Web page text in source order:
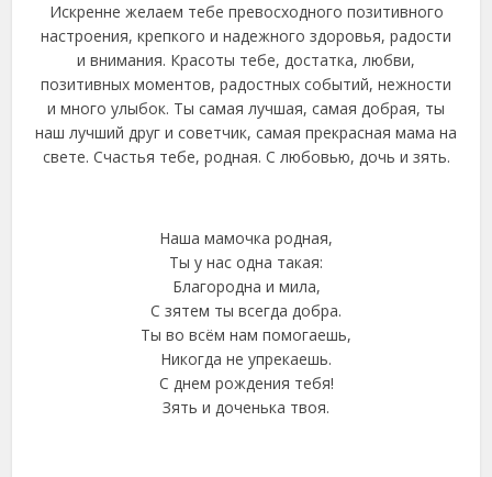
Искренне желаем тебе превосходного позитивного
настроения, крепкого и надежного здоровья, радости
и внимания. Красоты тебе, достатка, любви,
позитивных моментов, радостных событий, нежности
и много улыбок. Ты самая лучшая, самая добрая, ты
наш лучший друг и советчик, самая прекрасная мама на
свете. Счастья тебе, родная. С любовью, дочь и зять.
Наша мамочка родная,
Ты у нас одна такая:
Благородна и мила,
С зятем ты всегда добра.
Ты во всём нам помогаешь,
Никогда не упрекаешь.
С днем рождения тебя!
Зять и доченька твоя.